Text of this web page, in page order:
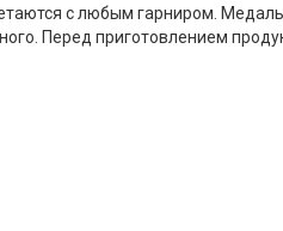
с любым гарниром.
Перед приготовлением